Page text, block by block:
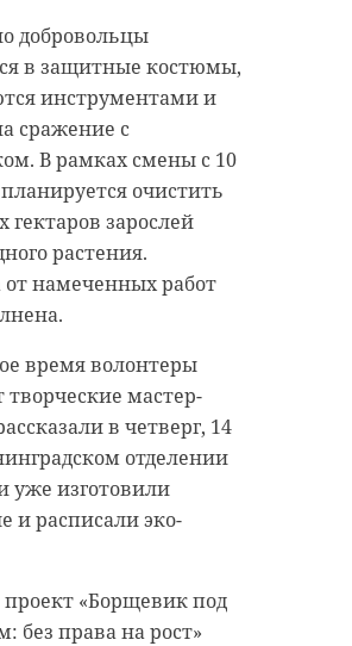
добровольцы
в защитные костюмы,
инструментами и
сражение с
В рамках смены с 10
очистить
гектаров зарослей
растения.
намеченных работ
время волонтеры
мастер-
в четверг, 14
отделении
уже изготовили
и расписали эко-
«Борщевик под
без права на рост»
им поддержку,
служба
Приозерского
поблагодарили
ООО «Форват»,
отряд
и каждого жителя, кто
помощь — вяжет сети,
слова.
вашей
бойцы
их ждут, их
в них верят. И
с этой верой
идут вперёд и
время строители
котлован и
выносят сети
водопровода. На месте
человека и 18 единиц
рассчитана на 1120
Здание будет
с техническим
В школе будут
малые спортивные
столовая,
библиотека и
блок.
c/-70909980030376/AZ4ml98LBzA